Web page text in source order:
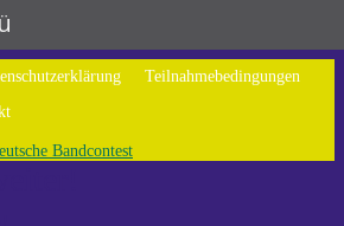
Teilnahmebedingungen